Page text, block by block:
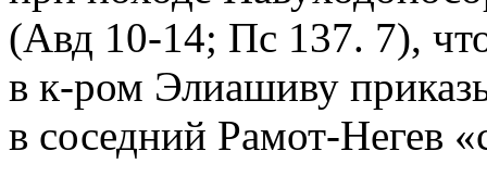
(Авд 10-14; Пс 137. 7),
в к-ром Элиашиву
в соседний Рамот-Негев